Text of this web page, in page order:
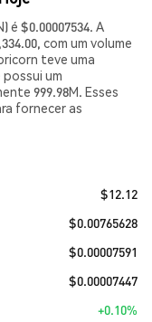
é $0.00007534. A
com um volume
teve uma
possui um
999.98M. Esses
fornecer as
$12.12
$0.00765628
$0.00007591
$0.00007447
+0.10%